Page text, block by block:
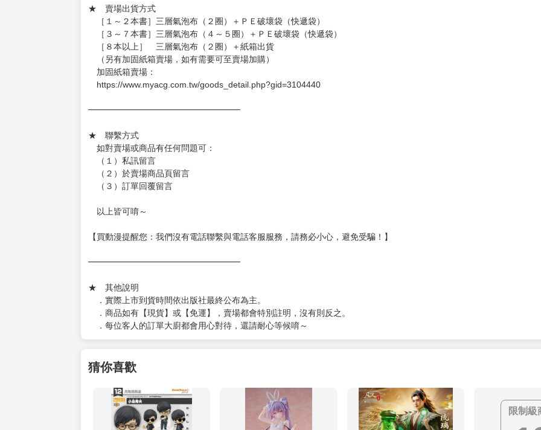
週一～週五 １０：００～１９：００
（假日＆國定假日休息，客服會不定時回覆）
．現貨商品：１～２天出貨（不含假日＆國定假日）
．已上市且非現貨商品：
－每週四～日下單者，於隔週五出貨
－每週一～三下單者，於隔週四出貨
★ 賣場出貨方式
［１～２本書］三層氣泡布（２圈）＋ＰＥ破壞袋（快遞袋）
［３～７本書］三層氣泡布（４～５圈）＋ＰＥ破壞袋（快遞袋）
［８本以上］ 三層氣泡布（２圈）＋紙箱出貨
（另有加固紙箱賣場，如有需要可至賣場加購）
https://www.myacg.com.tw/goods_detail.php?gid=3104440
━━━━━━━━━━━━━━━━━━
（１）私訊留言
（２）於賣場商品頁留言
（３）訂單回覆留言
【買動漫提醒您：我們沒有電話聯繫與電話客服服務，請務必小心，避免受騙！】
★ 其他說明
．實際上市到貨時間依出版社最終公布為主。